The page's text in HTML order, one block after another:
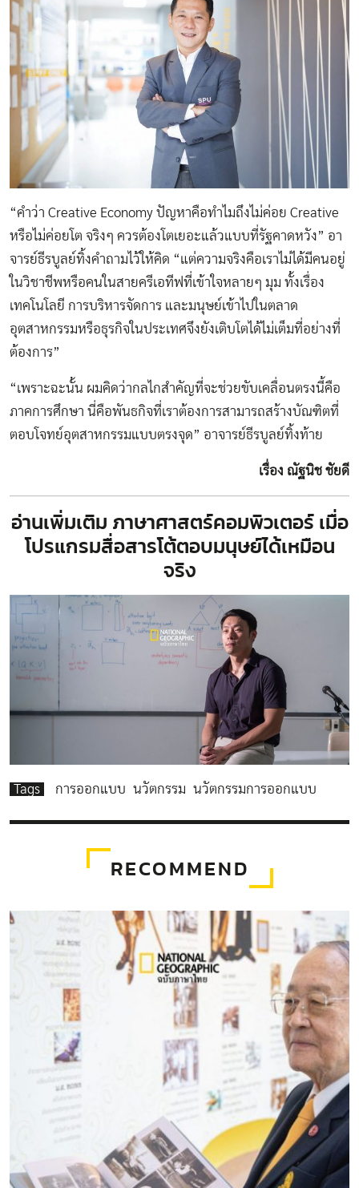
“คำว่า Creative Economy ปัญหาคือทำไมถึงไม่ค่อย Creative
หรือไม่ค่อยโต จริงๆ ควรต้องโตเยอะแล้วแบบที่รัฐคาดหวัง” อา
จารย์ธีรบูลย์ทิ้งคำถามไว้ให้คิด “แต่ความจริงคือเราไม่ได้มีคนอยู่
ในวิชาชีพหรือคนในสายครีเอทีฟที่เข้าใจหลายๆ มุม ทั้งเรื่อง
เทคโนโลยี การบริหารจัดการ และมนุษย์เข้าไปในตลาด
อุตสาหกรรมหรือธุรกิจในประเทศจึงยังเติบโตได้ไม่เต็มที่อย่างที่
ต้องการ”
“เพราะฉะนั้น ผมคิดว่ากลไกสำคัญที่จะช่วยขับเคลื่อนตรงนี้คือ
ภาคการศึกษา นี่คือพันธกิจที่เราต้องการสามารถสร้างบัณฑิตที่
ตอบโจทย์อุตสาหกรรมแบบตรงจุด” อาจารย์ธีรบูลย์ทิ้งท้าย
เรื่อง ณัฐนิช ชัยดี
อ่านเพิ่มเติม ภาษาศาสตร์คอมพิวเตอร์ เมื่อ
โปรแกรมสื่อสารโต้ตอบมนุษย์ได้เหมือน
จริง
Tags การออกแบบ นวัตกรรม นวัตกรรมการออกแบบ
RECOMMEND